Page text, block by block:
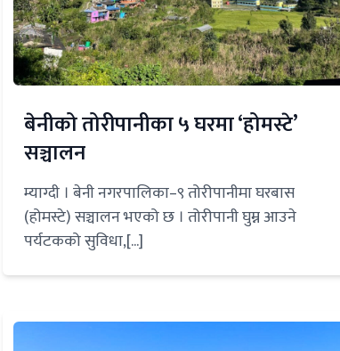
बेनीको तोरीपानीका ५ घरमा ‘होमस्टे’
सञ्चालन
म्याग्दी । बेनी नगरपालिका–९ तोरीपानीमा घरबास
(होमस्टे) सञ्चालन भएको छ । तोरीपानी घुम्न आउने
पर्यटकको सुविधा,[...]